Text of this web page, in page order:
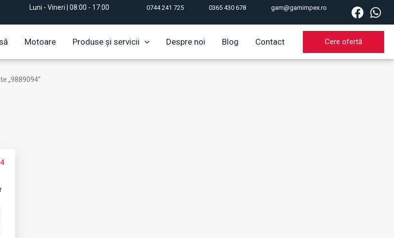
Luni - Vineri | 08:00 - 17:00 0744 241 725 0365 430 678 gam@gamimpex.ro
Motoare Produse și servicii Despre noi Blog Contact Cere ofertă
„9889094”